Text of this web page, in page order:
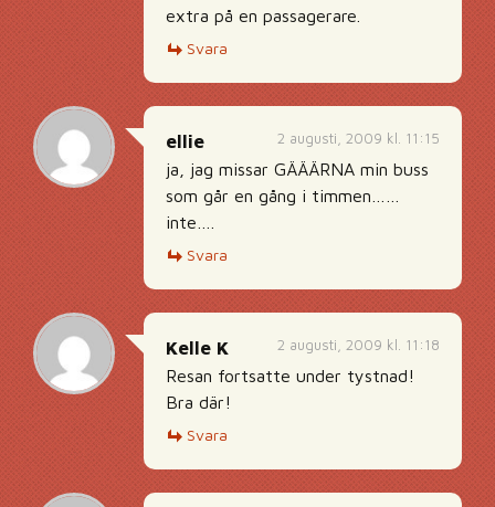
extra på en passagerare.
Svara
2 augusti, 2009 kl. 11:15
ellie
ja, jag missar GÄÄÄRNA min buss
som går en gång i timmen……
inte….
Svara
2 augusti, 2009 kl. 11:18
Kelle K
Resan fortsatte under tystnad!
Bra där!
Svara